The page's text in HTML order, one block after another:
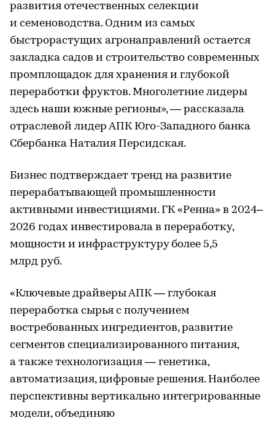
развития отечественных селекции
и семеноводства. Одним из самых
быстрорастущих агронаправлений остается
закладка садов и строительство современных
промплощадок для хранения и глубокой
переработки фруктов. Многолетние лидеры
здесь наши южные регионы», — рассказала
отраслевой лидер АПК Юго-Западного банка
Сбербанка Наталия Персидская.
Бизнес подтверждает тренд на развитие
перерабатывающей промышленности
активными инвестициями. ГК «Ренна» в 2024–
2026 годах инвестировала в переработку,
мощности и инфраструктуру более 5,5
млрд руб.
«Ключевые драйверы АПК — глубокая
переработка сырья с получением
востребованных ингредиентов, развитие
сегментов специализированного питания,
а также технологизация — генетика,
автоматизация, цифровые решения. Наиболее
перспективны вертикально интегрированные
модели, объединяю